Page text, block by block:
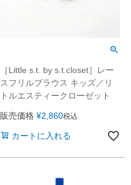
［Little s.t. by s.t.closet］レー
スフリルブラウス キッズ／リ
トルエスティークローゼット
販売価格 ¥2,860税込
カートに入れる